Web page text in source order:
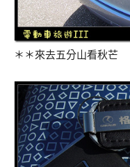
＊＊來去五分山看秋芒